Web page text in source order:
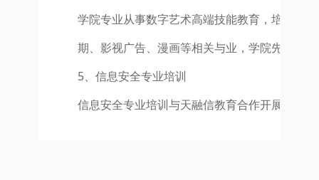
学院专业从事数字艺术高端技能教育，培养具
期、影视广告、漫画等相关与业，学院先后培
5、信息安全专业培训
信息安全专业培训与天融信教育合作开展，依